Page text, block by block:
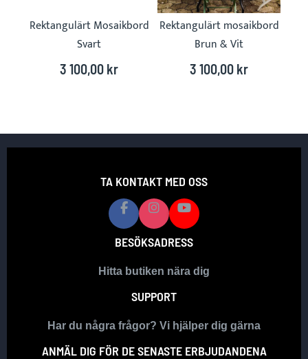
Rektangulärt Mosaikbord
Svart
3 100,00 kr
Rektangulärt mosaikbord
Brun & Vit
3 100,00 kr
TA KONTAKT MED OSS
BESÖKSADRESS
Hitta butiken nära dig
SUPPORT
Har du några frågor? Vi hjälper dig gärna
ANMÄL DIG FÖR DE SENASTE ERBJUDANDENA